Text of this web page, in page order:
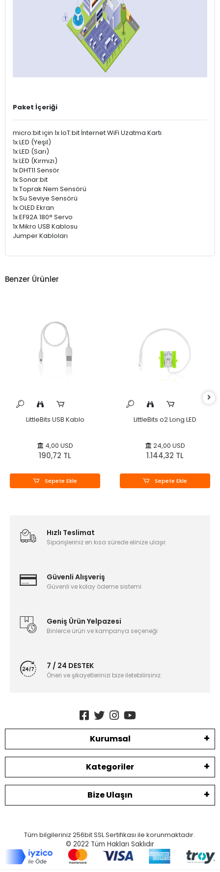
Paket İçeriği
micro:bit için 1x IoT:bit İnternet WiFi Uzatma Kartı
1x LED (Yeşil)
1x LED (Sarı)
1x LED (Kırmızı)
1x DHT11 Sensör
1x Sonar:bit
1x Toprak Nem Sensörü
1x Su Seviye Sensörü
1x OLED Ekran
1x EF92A 180° Servo
1x Mikro USB Kablosu
Jumper Kabloları
Benzer Ürünler
LittleBits USB Kablo
4,00 USD
190,72 TL
Sepete Ekle
LittleBits o2 Long LED
24,00 USD
1.144,32 TL
Sepete Ekle
Hızlı Teslimat
Siparişleriniz en kısa sürede elinize ulaşır.
Güvenli Alışveriş
Güvenli ve kolay ödeme sistemi
Geniş Ürün Yelpazesi
Binlerce ürün ve kampanya seçeneği
7 / 24 DESTEK
Öneri ve şikayetlerinizi bize iletebilirsiniz.
Kurumsal
Kategoriler
Bize Ulaşın
Tüm bilgileriniz 256bit SSL Sertifikası ile korunmaktadır.
© 2022 Tüm Hakları Saklıdır